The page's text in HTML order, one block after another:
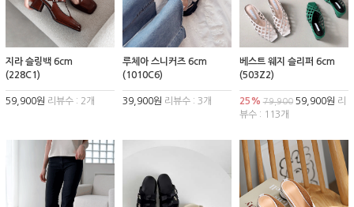
지라 슬링백 6cm
(228C1)
59,900원 리뷰수 : 2개
루체아 스니커즈 6cm
(1010C6)
39,900원 리뷰수 : 3개
베스트 웨지 슬리퍼 6cm
(503Z2)
25% 79,90059,900원 리
뷰수 : 113개